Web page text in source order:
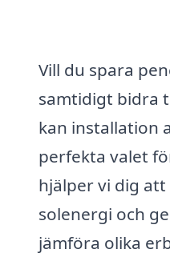
Vill du spara
samtidigt bidra
kan installation
perfekta valet
hjälper vi dig
solenergi och
jämföra olika